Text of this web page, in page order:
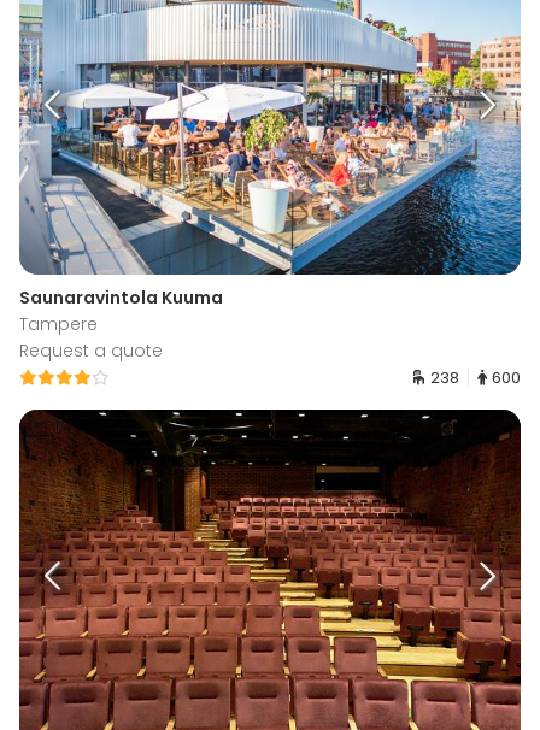
Saunaravintola Kuuma
Tampere
Request a quote
238 600